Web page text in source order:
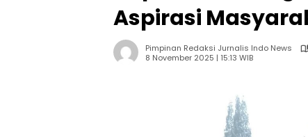
Aspirasi
Pimpinan Redaksi Jurnalis Indo News
8 November 2025 | 15:13 WIB